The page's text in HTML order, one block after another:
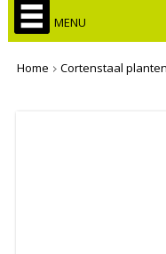
MENU
Home Cortenstaal